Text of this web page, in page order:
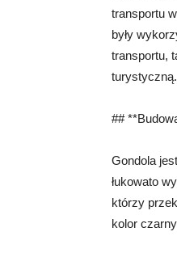
transportu
były
transportu,
turystyczną.
##
Gondola
łukowato
którzy
kolor